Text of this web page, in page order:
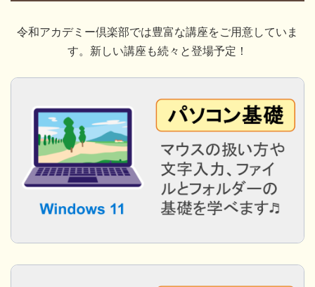
令和アカデミー倶楽部では豊富な講座をご用意していま
す。新しい講座も続々と登場予定！